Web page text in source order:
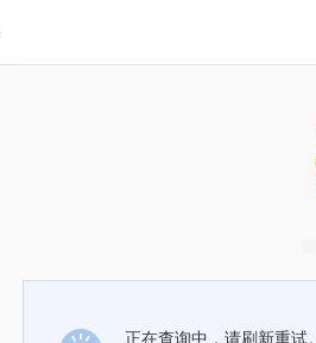
正在查询中，请刷新重试。